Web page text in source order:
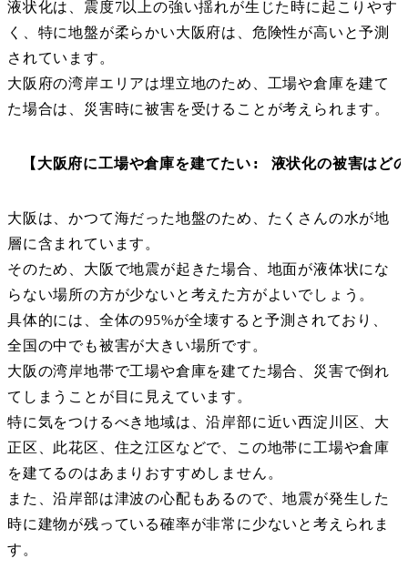
液状化は、震度7以上の強い揺れが生じた時に起こりやす
く、特に地盤が柔らかい大阪府は、危険性が高いと予測
されています。
大阪府の湾岸エリアは埋立地のため、工場や倉庫を建て
た場合は、災害時に被害を受けることが考えられます。
【大阪府に工場や倉庫を建てたい: 液状化の被害はど
大阪は、かつて海だった地盤のため、たくさんの水が地
層に含まれています。
そのため、大阪で地震が起きた場合、地面が液体状にな
らない場所の方が少ないと考えた方がよいでしょう。
具体的には、全体の95%が全壊すると予測されており、
全国の中でも被害が大きい場所です。
大阪の湾岸地帯で工場や倉庫を建てた場合、災害で倒れ
てしまうことが目に見えています。
特に気をつけるべき地域は、沿岸部に近い西淀川区、大
正区、此花区、住之江区などで、この地帯に工場や倉庫
を建てるのはあまりおすすめしません。
また、沿岸部は津波の心配もあるので、地震が発生した
時に建物が残っている確率が非常に少ないと考えられま
す。